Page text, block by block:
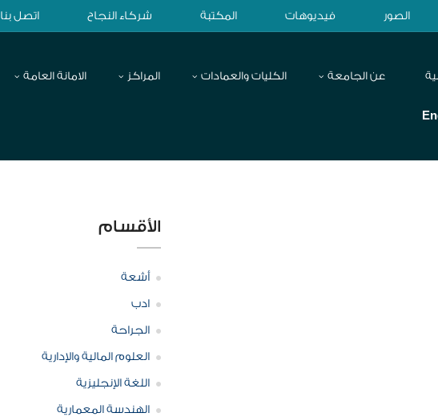
الصور فيديوهات المكتبة شركاء النجاح اتصل بنا
عن الجامعة الكليات والعمادات المراكز الامانة العامة
الأقسام
أشعة
ادب
الجراحة
العلوم المالية والإدارية
اللغة الإنجليزية
الهندسة المعمارية